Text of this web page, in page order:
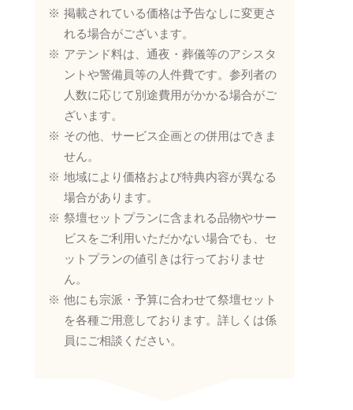
掲載されている価格は予告なしに変更さ
れる場合がございます。
アテンド料は、通夜・葬儀等のアシスタ
ントや警備員等の人件費です。参列者の
人数に応じて別途費用がかかる場合がご
ざいます。
その他、サービス企画との併用はできま
せん。
地域により価格および特典内容が異なる
場合があります。
祭壇セットプランに含まれる品物やサー
ビスをご利用いただかない場合でも、セ
ットプランの値引きは行っておりませ
ん。
他にも宗派・予算に合わせて祭壇セット
を各種ご用意しております。詳しくは係
員にご相談ください。